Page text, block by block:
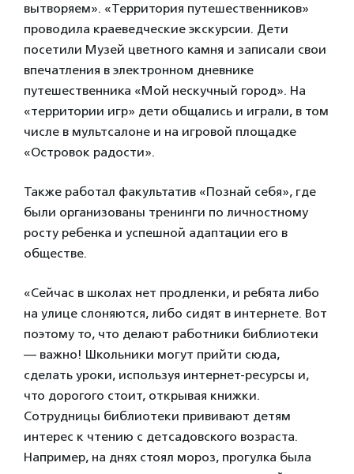
вытворяем». «Территория путешественников»
проводила краеведческие экскурсии. Дети
посетили Музей цветного камня и записали свои
впечатления в электронном дневнике
путешественника «Мой нескучный город». На
«территории игр» дети общались и играли, в том
числе в мультсалоне и на игровой площадке
«Островок радости».
Также работал факультатив «Познай себя», где
были организованы тренинги по личностному
росту ребенка и успешной адаптации его в
обществе.
«Сейчас в школах нет продленки, и ребята либо
на улице слоняются, либо сидят в интернете. Вот
поэтому то, что делают работники библиотеки
— важно! Школьники могут прийти сюда,
сделать уроки, используя интернет-ресурсы и,
что дорогого стоит, открывая книжки.
Сотрудницы библиотеки прививают детям
интерес к чтению с детсадовского возраста.
Например, на днях стоял мороз, прогулка была